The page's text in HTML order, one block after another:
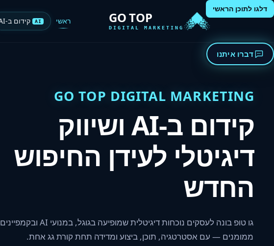
דלגו לתוכן הראשי
GO TOP
DIGITAL MARKETING
ראשי AI קידום ב-AI
דברו איתנו
GO TOP DIGITAL MARKETING
קידום ב-AI ושיווק
דיגיטלי לעידן החיפוש
החדש
גו טופ בונה לעסקים נוכחות דיגיטלית שמופיעה בגוגל, במנועי AI ובקמפיינים
ממומנים — עם אסטרטגיה, תוכן, ביצוע ומדידה תחת קורת גג אחת.